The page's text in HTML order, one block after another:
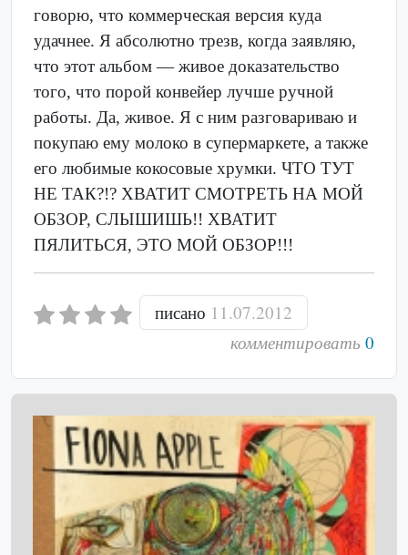
говорю, что коммерческая версия куда
удачнее. Я абсолютно трезв, когда заявляю,
что этот альбом — живое доказательство
того, что порой конвейер лучше ручной
работы. Да, живое. Я с ним разговариваю и
покупаю ему молоко в супермаркете, а также
его любимые кокосовые хрумки. ЧТО ТУТ
НЕ ТАК?!? ХВАТИТ СМОТРЕТЬ НА МОЙ
ОБЗОР, СЛЫШИШЬ!! ХВАТИТ
ПЯЛИТЬСЯ, ЭТО МОЙ ОБЗОР!!!
писано 11.07.2012
комментировать 0